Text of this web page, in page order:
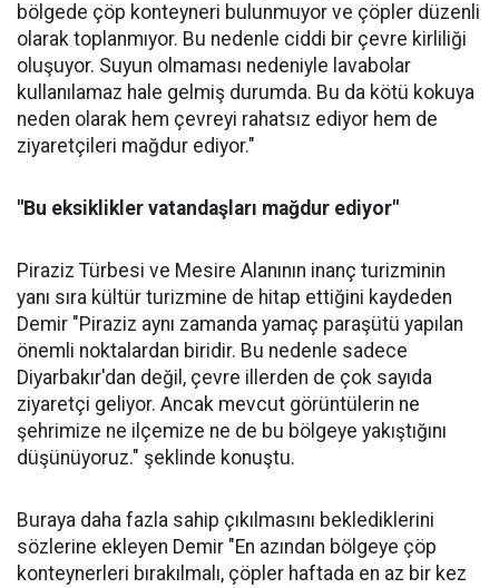
bölgede çöp konteyneri bulunmuyor ve çöpler düzenli
olarak toplanmıyor. Bu nedenle ciddi bir çevre kirliliği
oluşuyor. Suyun olmaması nedeniyle lavabolar
kullanılamaz hale gelmiş durumda. Bu da kötü kokuya
neden olarak hem çevreyi rahatsız ediyor hem de
ziyaretçileri mağdur ediyor."
"Bu eksiklikler vatandaşları mağdur ediyor"
Piraziz Türbesi ve Mesire Alanının inanç turizminin
yanı sıra kültür turizmine de hitap ettiğini kaydeden
Demir "Piraziz aynı zamanda yamaç paraşütü yapılan
önemli noktalardan biridir. Bu nedenle sadece
Diyarbakır'dan değil, çevre illerden de çok sayıda
ziyaretçi geliyor. Ancak mevcut görüntülerin ne
şehrimize ne ilçemize ne de bu bölgeye yakıştığını
düşünüyoruz." şeklinde konuştu.
Buraya daha fazla sahip çıkılmasını beklediklerini
sözlerine ekleyen Demir "En azından bölgeye çöp
konteynerleri bırakılmalı, çöpler haftada en az bir kez